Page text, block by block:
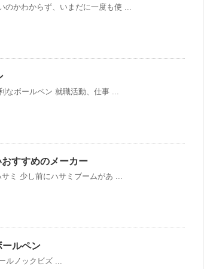
のかわからず、いまだに一度も使 ...
なボールペン 就職活動、仕事 ...
すすめのメーカー
ミ 少し前にハサミブームがあ ...
ールペン
ルノックビズ ...